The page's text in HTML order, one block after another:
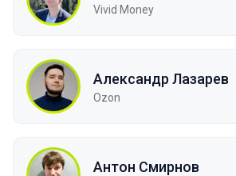
Vivid Money
Александр Лазарев
Ozon
Антон Смирнов